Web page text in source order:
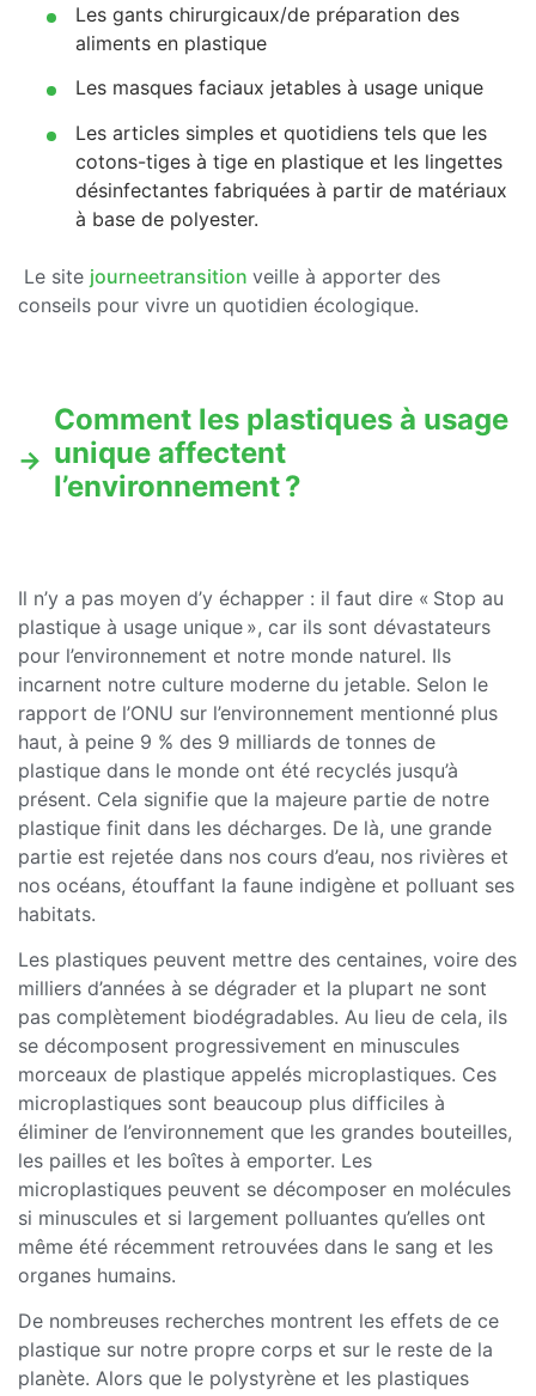
Les gants chirurgicaux/de préparation des
aliments en plastique
Les masques faciaux jetables à usage unique
Les articles simples et quotidiens tels que les
cotons-tiges à tige en plastique et les lingettes
désinfectantes fabriquées à partir de matériaux
à base de polyester.
Le site journeetransition veille à apporter des
conseils pour vivre un quotidien écologique.
Comment les plastiques à usage
unique affectent
l’environnement ?
Il n’y a pas moyen d’y échapper : il faut dire « Stop au
plastique à usage unique », car ils sont dévastateurs
pour l’environnement et notre monde naturel. Ils
incarnent notre culture moderne du jetable. Selon le
rapport de l’ONU sur l’environnement mentionné plus
haut, à peine 9 % des 9 milliards de tonnes de
plastique dans le monde ont été recyclés jusqu’à
présent. Cela signifie que la majeure partie de notre
plastique finit dans les décharges. De là, une grande
partie est rejetée dans nos cours d’eau, nos rivières et
nos océans, étouffant la faune indigène et polluant ses
habitats.
Les plastiques peuvent mettre des centaines, voire des
milliers d’années à se dégrader et la plupart ne sont
pas complètement biodégradables. Au lieu de cela, ils
se décomposent progressivement en minuscules
morceaux de plastique appelés microplastiques. Ces
microplastiques sont beaucoup plus difficiles à
éliminer de l’environnement que les grandes bouteilles,
les pailles et les boîtes à emporter. Les
microplastiques peuvent se décomposer en molécules
si minuscules et si largement polluantes qu’elles ont
même été récemment retrouvées dans le sang et les
organes humains.
De nombreuses recherches montrent les effets de ce
plastique sur notre propre corps et sur le reste de la
planète. Alors que le polystyrène et les plastiques